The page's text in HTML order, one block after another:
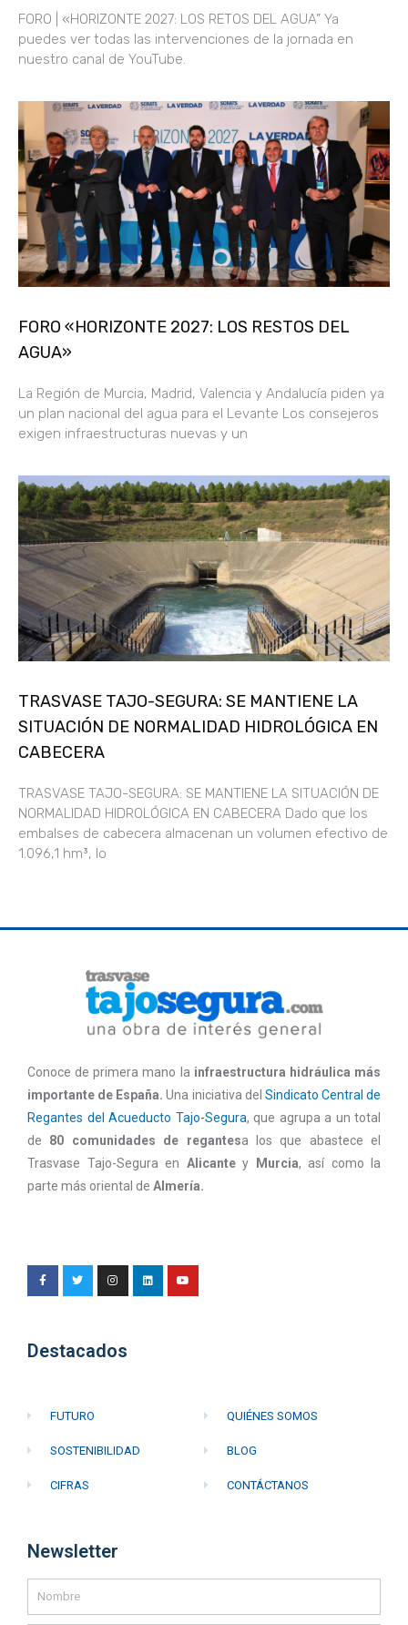
FORO | «HORIZONTE 2027: LOS RETOS DEL AGUA” Ya
puedes ver todas las intervenciones de la jornada en
nuestro canal de YouTube.
FORO «HORIZONTE 2027: LOS RESTOS DEL
AGUA»
La Región de Murcia, Madrid, Valencia y Andalucía piden ya
un plan nacional del agua para el Levante Los consejeros
exigen infraestructuras nuevas y un
TRASVASE TAJO-SEGURA: SE MANTIENE LA
SITUACIÓN DE NORMALIDAD HIDROLÓGICA EN
CABECERA
TRASVASE TAJO-SEGURA: SE MANTIENE LA SITUACIÓN DE
NORMALIDAD HIDROLÓGICA EN CABECERA Dado que los
embalses de cabecera almacenan un volumen efectivo de
1.096,1 hm³, lo
Conoce de primera mano la infraestructura hidráulica más
importante de España.Una iniciativa del Sindicato Central de
Regantes del Acueducto Tajo-Segura, que agrupa a un total
de 80 comunidades de regantesa los que abastece el
Trasvase Tajo-Segura en Alicante y Murcia, así como la
parte más oriental de Almería.
Destacados
FUTURO
SOSTENIBILIDAD
CIFRAS
QUIÉNES SOMOS
BLOG
CONTÁCTANOS
Newsletter